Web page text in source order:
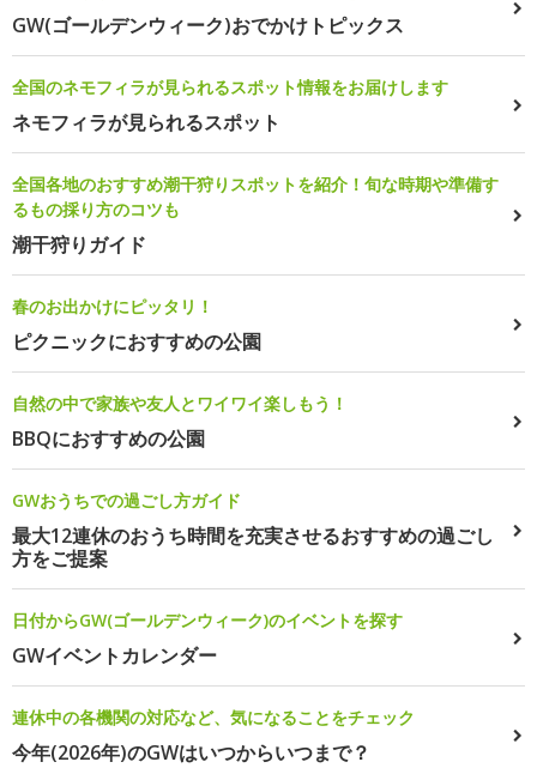
GW(ゴールデンウィーク)おでかけトピックス
全国のネモフィラが見られるスポット情報をお届けします
ネモフィラが見られるスポット
全国各地のおすすめ潮干狩りスポットを紹介！旬な時期や準備す
るもの採り方のコツも
潮干狩りガイド
春のお出かけにピッタリ！
ピクニックにおすすめの公園
自然の中で家族や友人とワイワイ楽しもう！
BBQにおすすめの公園
GWおうちでの過ごし方ガイド
最大12連休のおうち時間を充実させるおすすめの過ごし
方をご提案
日付からGW(ゴールデンウィーク)のイベントを探す
GWイベントカレンダー
連休中の各機関の対応など、気になることをチェック
今年(2026年)のGWはいつからいつまで？